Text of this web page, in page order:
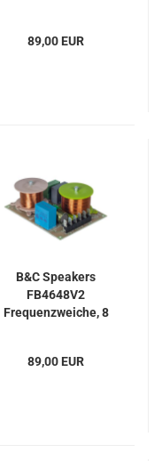
89,00 EUR
B&C Speakers
FB4648V2
Frequenzweiche, 8
89,00 EUR